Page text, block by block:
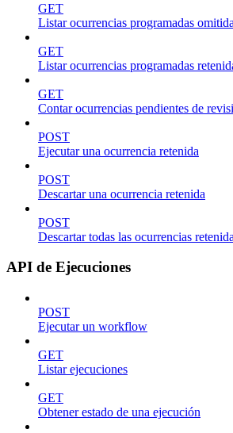
GET
Listar ocurrencias programadas
GET
Listar ocurrencias programadas
GET
Contar ocurrencias pendientes de
POST
Ejecutar una ocurrencia retenida
POST
Descartar una ocurrencia retenida
POST
Descartar todas las ocurrencias
API de Ejecuciones
POST
Ejecutar un workflow
GET
Listar ejecuciones
GET
Obtener estado de una ejecución